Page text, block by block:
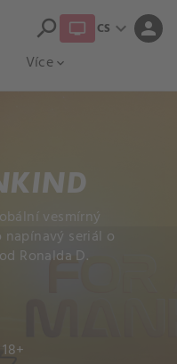
Více expand_more
search CS expand_more person
vesmírný
seriál o
Ronalda D.